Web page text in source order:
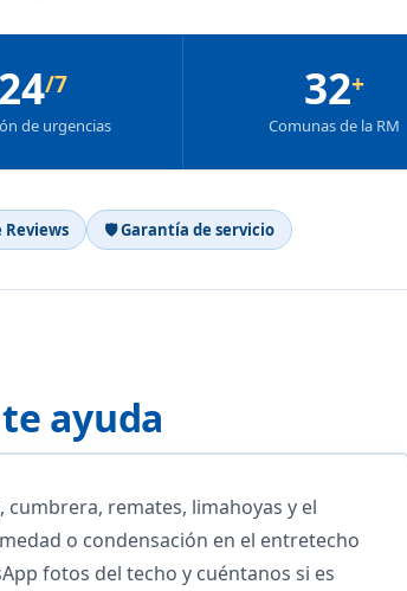
24/7
de urgencias
32+
Comunas de la RM
Reviews 🛡 Garantía de servicio
ayuda
cumbrera, remates, limahoyas y el
o condensación en el entretecho
fotos del techo y cuéntanos si es